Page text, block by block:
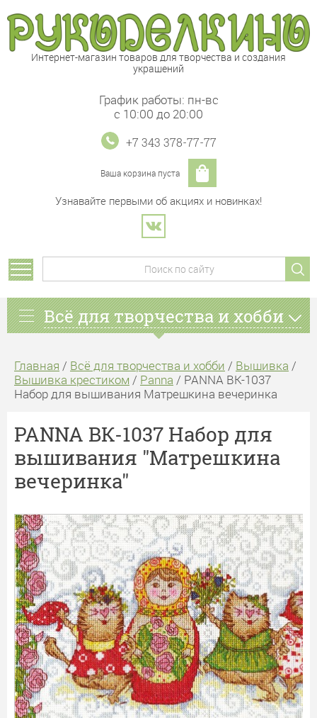
Интернет-магазин товаров для творчества и создания
украшений
Узнавайте первыми об акциях и новинках!
График работы: пн-вс
с 10:00 до 20:00
+7 343 378-77-77
Ваша корзина пуста
Всё для творчества и хобби
Главная / Всё для творчества и хобби / Вышивка /
Вышивка крестиком / Panna / PANNA ВК-1037
Набор для вышивания Матрешкина вечеринка
PANNA ВК-1037 Набор для
вышивания "Матрешкина
вечеринка"